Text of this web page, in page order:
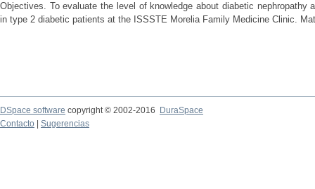
Objectives. To evaluate the level of knowledge about diabetic nephropathy
in type 2 diabetic patients at the ISSSTE Morelia Family Medicine Clinic.
DSpace software copyright © 2002-2016
DuraSpace
Contacto
Sugerencias